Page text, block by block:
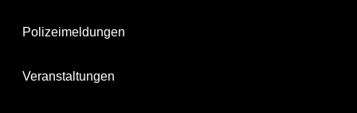
Polizeimeldungen
Veranstaltungen